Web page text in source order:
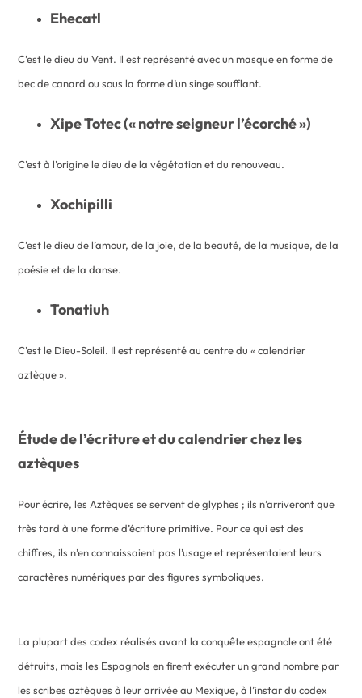
Ehecatl
C’est le dieu du Vent. Il est représenté avec un masque en forme de
bec de canard ou sous la forme d’un singe soufflant.
Xipe Totec (« notre seigneur l’écorché »)
C’est à l’origine le dieu de la végétation et du renouveau.
Xochipilli
C’est le dieu de l’amour, de la joie, de la beauté, de la musique, de la
poésie et de la danse.
Tonatiuh
C’est le Dieu-Soleil. Il est représenté au centre du « calendrier
aztèque ».
Étude de l’écriture et du calendrier chez les
aztèques
Pour écrire, les Aztèques se servent de glyphes ; ils n’arriveront que
très tard à une forme d’écriture primitive. Pour ce qui est des
chiffres, ils n’en connaissaient pas l’usage et représentaient leurs
caractères numériques par des figures symboliques.
La plupart des codex réalisés avant la conquête espagnole ont été
détruits, mais les Espagnols en firent exécuter un grand nombre par
les scribes aztèques à leur arrivée au Mexique, à l’instar du codex